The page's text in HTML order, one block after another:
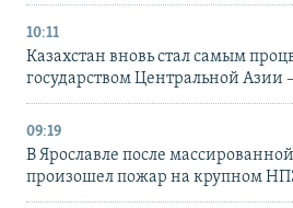
10:11
Казахстан вновь стал самым
государством Центральной Азии
09:19
В Ярославле после
произошел пожар на крупном